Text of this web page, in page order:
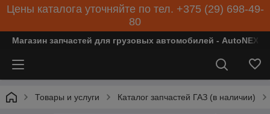
Цены каталога уточняйте по тел. +375 (29) 698-49-
80
Магазин запчастей для грузовых автомобилей - AutoNEXT
Товары и услуги Каталог запчастей ГАЗ (в наличии)